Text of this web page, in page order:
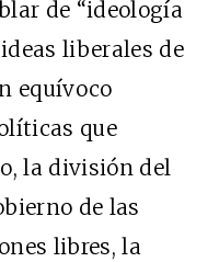
de “ideología
liberales de
equívoco
que
la división del
de las
libres, la